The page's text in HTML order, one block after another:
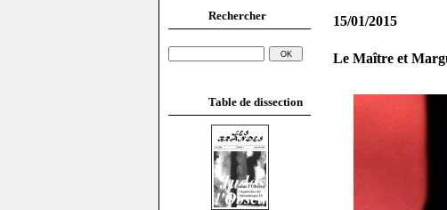
Rechercher
Table de dissection
15/01/2015
Le Maître et